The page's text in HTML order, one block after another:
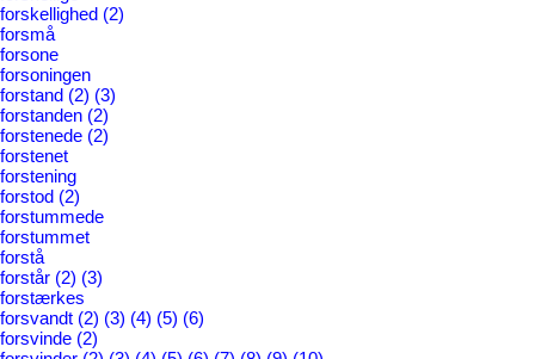
forskellighed (2)
forsmå
forsone
forsoningen
forstand (2) (3)
forstanden (2)
forstenede (2)
forstenet
forstening
forstod (2)
forstummede
forstummet
forstå
forstår (2) (3)
forstærkes
forsvandt (2) (3) (4) (5) (6)
forsvinde (2)